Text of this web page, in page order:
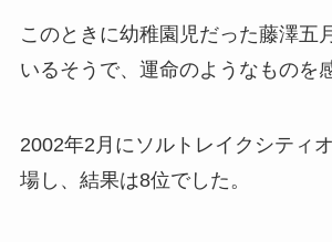
このときに幼稚園児だった藤澤五
いるそうで、運命のようなものを
2002年2月にソルトレイクシティ
場し、結果は8位でした。